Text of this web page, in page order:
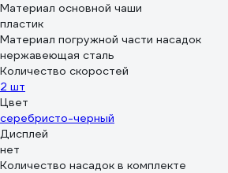
Материал основной чаши
пластик
Материал погружной части насадок
нержавеющая сталь
Количество скоростей
2 шт
Цвет
серебристо-черный
Дисплей
нет
Количество насадок в комплекте